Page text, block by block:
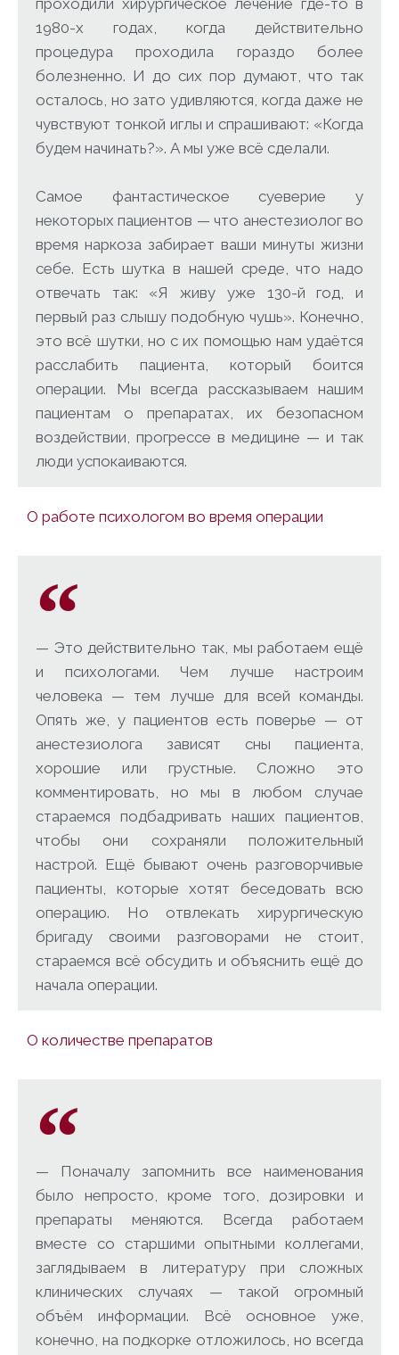
проходили хирургическое лечение где-то в
1980-х годах, когда действительно
процедура проходила гораздо более
болезненно. И до сих пор думают, что так
осталось, но зато удивляются, когда даже не
чувствуют тонкой иглы и спрашивают: «Когда
будем начинать?». А мы уже всё сделали.
Самое фантастическое суеверие у
некоторых пациентов — что анестезиолог во
время наркоза забирает ваши минуты жизни
себе. Есть шутка в нашей среде, что надо
отвечать так: «Я живу уже 130-й год, и
первый раз слышу подобную чушь». Конечно,
это всё шутки, но с их помощью нам удаётся
расслабить пациента, который боится
операции. Мы всегда рассказываем нашим
пациентам о препаратах, их безопасном
воздействии, прогрессе в медицине — и так
люди успокаиваются.
О работе психологом во время операции
— Это действительно так, мы работаем ещё
и психологами. Чем лучше настроим
человека — тем лучше для всей команды.
Опять же, у пациентов есть поверье — от
анестезиолога зависят сны пациента,
хорошие или грустные. Сложно это
комментировать, но мы в любом случае
стараемся подбадривать наших пациентов,
чтобы они сохраняли положительный
настрой. Ещё бывают очень разговорчивые
пациенты, которые хотят беседовать всю
операцию. Но отвлекать хирургическую
бригаду своими разговорами не стоит,
стараемся всё обсудить и объяснить ещё до
начала операции.
О количестве препаратов
— Поначалу запомнить все наименования
было непросто, кроме того, дозировки и
препараты меняются. Всегда работаем
вместе со старшими опытными коллегами,
заглядываем в литературу при сложных
клинических случаях — такой огромный
объём информации. Всё основное уже,
конечно, на подкорке отложилось, но всегда